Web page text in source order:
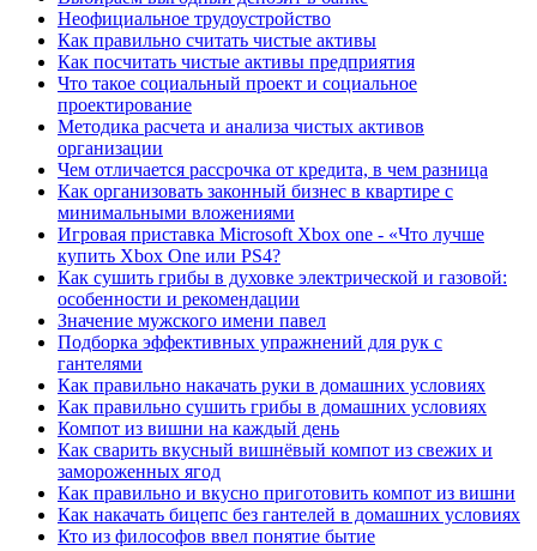
Неофициальное трудоустройство
Как правильно считать чистые активы
Как посчитать чистые активы предприятия
Что такое социальный проект и социальное
проектирование
Методика расчета и анализа чистых активов
организации
Чем отличается рассрочка от кредита, в чем разница
Как организовать законный бизнес в квартире с
минимальными вложениями
Игровая приставка Microsoft Xbox one - «Что лучше
купить Xbox One или PS4?
Как сушить грибы в духовке электрической и газовой:
особенности и рекомендации
Значение мужского имени павел
Подборка эффективных упражнений для рук с
гантелями
Как правильно накачать руки в домашних условиях
Как правильно сушить грибы в домашних условиях
Компот из вишни на каждый день
Как сварить вкусный вишнёвый компот из свежих и
замороженных ягод
Как правильно и вкусно приготовить компот из вишни
Как накачать бицепс без гантелей в домашних условиях
Кто из философов ввел понятие бытие